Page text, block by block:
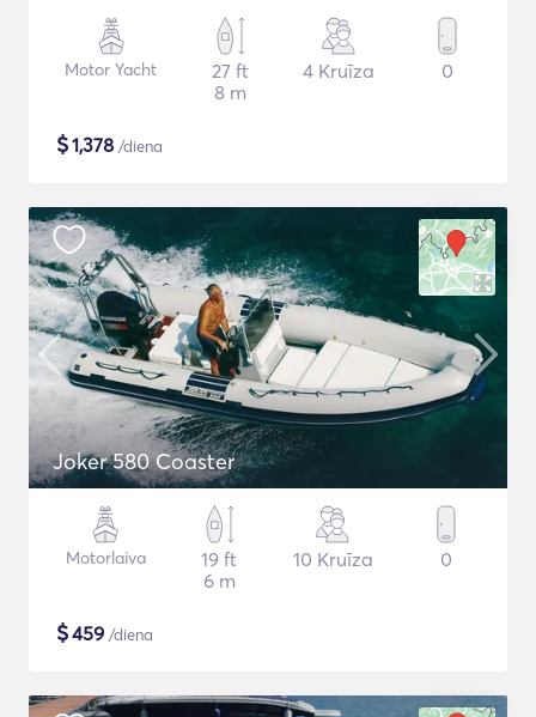
Motor Yacht
27 ft
8 m
4 Kruīza 0
$1,378 /diena
Joker 580 Coaster
Motorlaiva
19 ft
6 m
10 Kruīza 0
$459 /diena